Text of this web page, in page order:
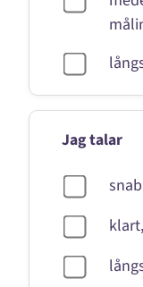
Jag talar